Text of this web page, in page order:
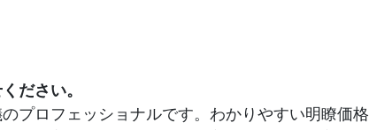
ださい。
プロフェッショナルです。わかりやすい明瞭価格